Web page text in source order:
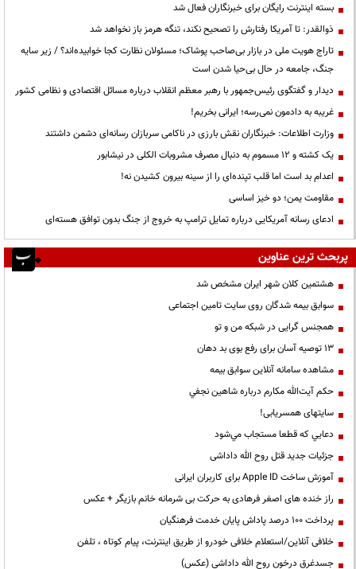
بسته اینترنت رایگان برای خبرنگاران فعال شد
ذوالقدر: تا آمریکا رفتارش را تصحیح نکند، تنگه هرمز باز نخواهد شد
تاراج هویت ملی در بازار بی‌صاحب پوشاک؛ مسئولان نظارت کجا خوابیده‌اند؟ / زیر سایه
جنگ، جامعه در حال بی‌حیا شدن است
دیدار و گفتگوی رئیس‌جمهور با رهبر معظم انقلاب درباره مسائل اقتصادی و نظامی کشور
غریبه به دادمون نمی‌رسه؛ ایرانی بخریم!
وزارت اطلاعات: خبرنگاران نقش بارزی در ناکامی سربازان رسانه‌ای دشمن داشتند
یک کشته و ۱۲ مسموم به دنبال مصرف مشروبات الکلی در نیشابور
اعدام بد است اما قلب تپنده‌ای را از سینه بیرون کشیدن نه!
مقاومت یمن؛ دو خیز اساسی
ادعای رسانه آمریکایی درباره تمایل ترامپ به خروج از جنگ بدون توافق هسته‌ای
پربحث ترین عناوین
هشتمین کلان شهر ایران مشخص شد
سوابق بیمه شدگان روی سایت تامین اجتماعی
همجنس گرایی در شبکه من و تو
13 توصیه آسان برای رفع بوی بد دهان
مشاهده سامانه آنلاين سوابق بیمه
حكم آيت‌الله مكارم درباره شاهين نجفي
سایتهای همسریابی!
دعايي كه قطعا مستجاب مي‌شود
جزئیات جدید قتل روح الله داداشی
آموزش ساخت Apple ID برای کاربران ایرانی
راز خنده های اصغر فرهادی به حرکت بی شرمانه خانم بازیگر + عکس
پرداخت ۱۰۰ درصد پاداش پایان خدمت فرهنگیان
خلافی آنلاین/استعلام خلافی خودرو از طریق اینترنت، پیام کوتاه ، تلفن
جسدغرق درخون روح الله داداشی (عکس)